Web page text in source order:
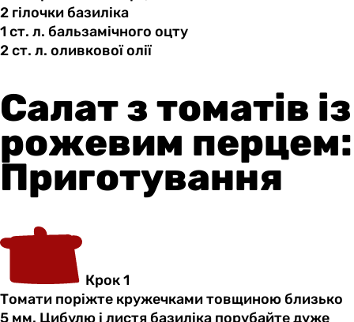
2 гілочки базиліка
1 ст. л. бальзамічного оцту
2 ст. л. оливкової олії
Салат з томатів із
рожевим перцем:
Приготування
Крок 1
Томати поріжте кружечками товщиною близько
5 мм. Цибулю і листя базиліка порубайте дуже